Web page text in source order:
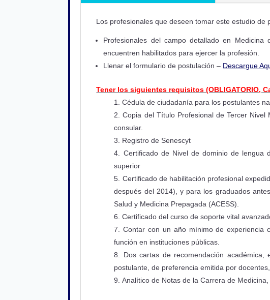
Los profesionales que deseen tomar este estudio de
Profesionales del campo detallado en
encuentren habilitados para ejercer la profesión.
Llenar el formulario de postulación – Descargue
Tener los siguientes requisitos (OBLIGATORIO,
Cédula de ciudadanía para los postulantes
Copia del Título Profesional de Tercer
consular.
Registro de Senescyt
Certificado de Nivel de dominio de lengua
superior
Certificado de habilitación profesional
después del 2014), y para los graduados
Salud y Medicina Prepagada (ACESS).
Certificado del curso de soporte vital
Contar con un año mínimo de experiencia
función en instituciones públicas.
Dos cartas de recomendación
postulante, de preferencia emitida por
Analítico de Notas de la Carrera de